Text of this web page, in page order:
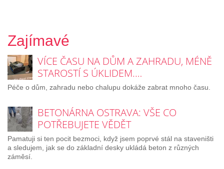
Zajímavé
VÍCE ČASU NA DŮM A ZAHRADU, MÉNĚ
STAROSTÍ S ÚKLIDEM.…
Péče o dům, zahradu nebo chalupu dokáže zabrat mnoho času.
BETONÁRNA OSTRAVA: VŠE CO
POTŘEBUJETE VĚDĚT
Pamatuji si ten pocit bezmoci, když jsem poprvé stál na staveništi
a sledujem, jak se do základní desky ukládá beton z různých
záměsí.